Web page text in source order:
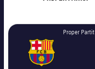
Proper Partit